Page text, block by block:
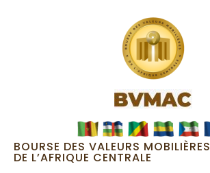
BOURSE DES VALEURS MOBILIÈRES
DE L’AFRIQUE CENTRALE